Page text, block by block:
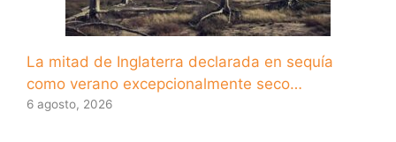
La mitad de Inglaterra declarada en sequía
como verano excepcionalmente seco…
6 agosto, 2026